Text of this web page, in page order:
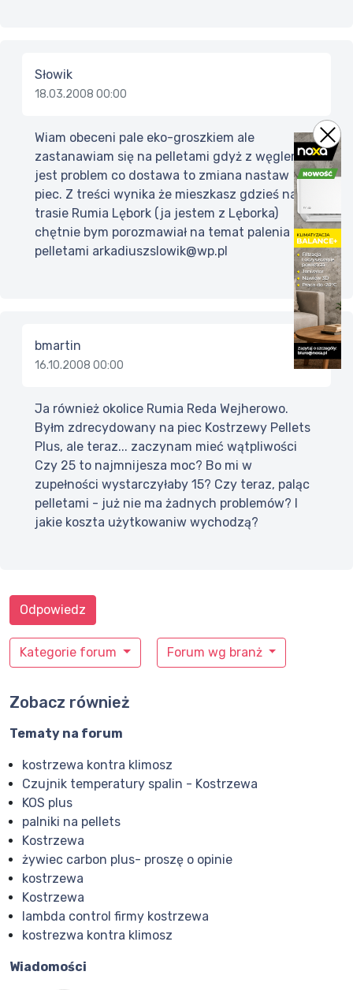
Słowik
18.03.2008 00:00
Wiam obeceni pale eko-groszkiem ale
zastanawiam się na pelletami gdyż z węglem
jest problem co dostawa to zmiana nastaw
piec. Z treści wynika że mieszkasz gdzieś na
trasie Rumia Lębork (ja jestem z Lęborka)
chętnie bym porozmawiał na temat palenia
pelletami arkadiuszslowik@wp.pl
bmartin
16.10.2008 00:00
Ja również okolice Rumia Reda Wejherowo.
Byłm zdrecydowany na piec Kostrzewy Pellets
Plus, ale teraz... zaczynam mieć wątpliwości
Czy 25 to najmnijesza moc? Bo mi w
zupełności wystarczyłaby 15? Czy teraz, paląc
pelletami - już nie ma żadnych problemów? I
jakie koszta użytkowaniw wychodzą?
Kategorie forum Forum wg branż
Odpowiedz
Zobacz również
Tematy na forum
kostrzewa kontra klimosz
Czujnik temperatury spalin - Kostrzewa
KOS plus
palniki na pellets
Kostrzewa
żywiec carbon plus- proszę o opinie
kostrzewa
Kostrzewa
lambda control firmy kostrzewa
kostrezwa kontra klimosz
Wiadomości